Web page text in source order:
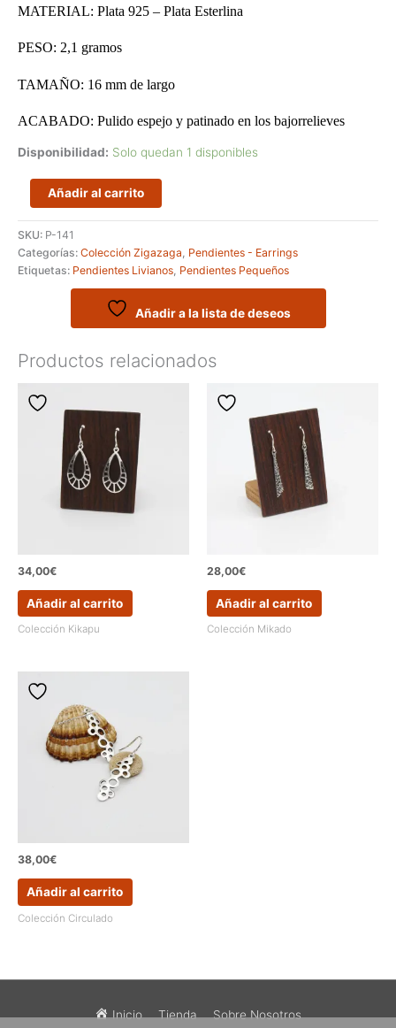
MATERIAL: Plata 925 – Plata Esterlina
PESO: 2,1 gramos
TAMAÑO: 16 mm de largo
ACABADO: Pulido espejo y patinado en los bajorrelieves
Disponibilidad: Solo quedan 1 disponibles
Pendientes
de
gancho
y
pequeños
llamativos
colección
cantidad
Añadir al carrito
SKU: P-141
Categorías: Colección Zigazaga, Pendientes - Earrings
Etiquetas: Pendientes Livianos, Pendientes Pequeños
Añadir a la lista de deseos
Productos relacionados
34,00€
Añadir al carrito
Colección Kikapu
28,00€
Añadir al carrito
Colección Mikado
38,00€
Añadir al carrito
Colección Circulado
Inicio Tienda Sobre Nosotros